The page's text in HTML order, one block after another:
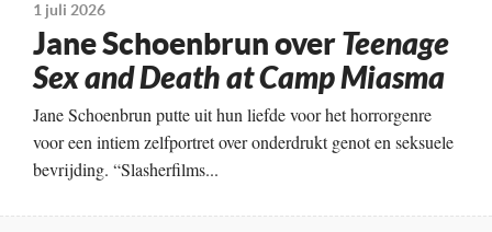
1 juli 2026
Jane Schoenbrun overTeenage
Sex and Death at Camp Miasma
Jane Schoenbrun putte uit hun liefde voor het horrorgenre
voor een intiem zelfportret over onderdrukt genot en seksuele
bevrijding. “Slasherfilms...